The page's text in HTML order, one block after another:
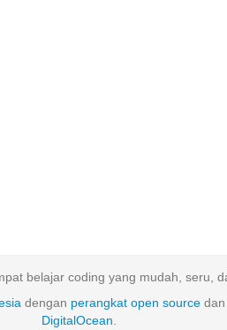
belajar coding yang mudah, seru,
dengan perangkat open source
DigitalOcean